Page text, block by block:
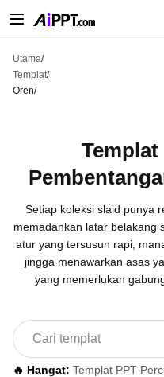
Utama/
Templat/
Oren/
Setiap koleksi slaid punya
memadankan latar belakang
atur yang tersusun rapi,
jingga menawarkan asas
yang memerlukan
🔥 Hangat: Templat PPT